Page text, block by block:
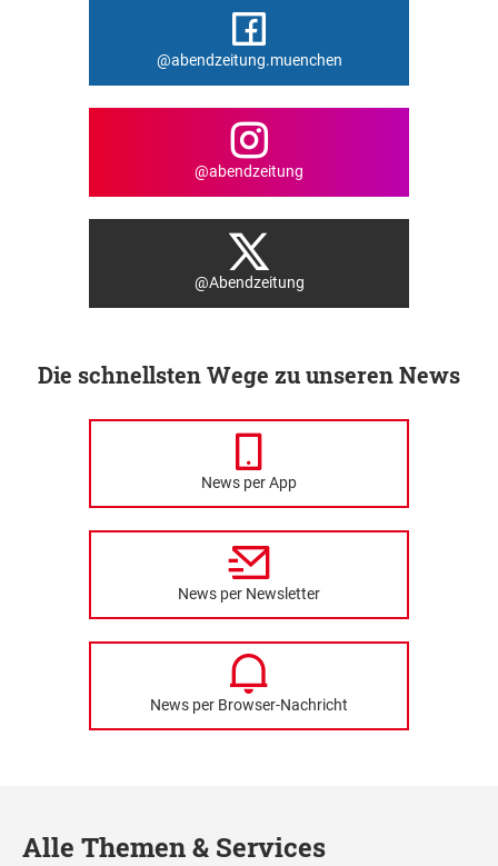
@abendzeitung.muenchen
@abendzeitung
@Abendzeitung
Die schnellsten Wege zu unseren News
News per App
News per Newsletter
News per Browser-Nachricht
Alle Themen & Services